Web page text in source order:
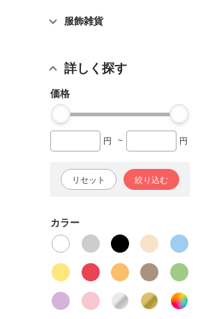
服飾雑貨
詳しく探す
価格
円 ~ 円
リセット 絞り込む
カラー